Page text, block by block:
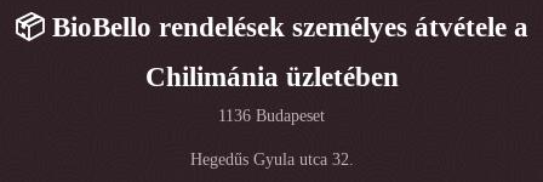
📦 BioBello rendelések személyes átvétele a
Chilimánia üzletében
1136 Budapeset
Hegedűs Gyula utca 32.